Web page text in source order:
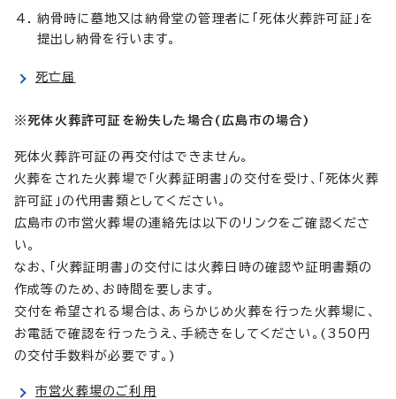
納骨時に墓地又は納骨堂の管理者に「死体火葬許可証」を
提出し納骨を行います。
死亡届
※死体火葬許可証を紛失した場合(広島市の場合)
死体火葬許可証の再交付はできません。
火葬をされた火葬場で「火葬証明書」の交付を受け、「死体火葬
許可証」の代用書類としてください。
広島市の市営火葬場の連絡先は以下のリンクをご確認くださ
い。
なお、「火葬証明書」の交付には火葬日時の確認や証明書類の
作成等のため、お時間を要します。
交付を希望される場合は、あらかじめ火葬を行った火葬場に、
お電話で確認を行ったうえ、手続きをしてください。(350円
の交付手数料が必要です。)
市営火葬場のご利用